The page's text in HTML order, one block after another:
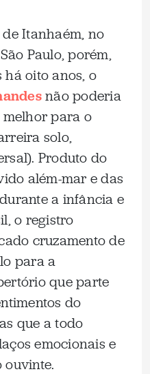
Itanhaém, no
Paulo, porém,
há oito anos, o
não poderia
para o
solo,
Produto do
além-mar e das
a infância e
o registro
cruzamento de
para a
que parte
do
que a todo
emocionais e
ouvinte.